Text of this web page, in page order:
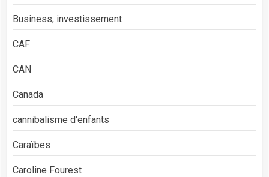
Business, investissement
CAF
CAN
Canada
cannibalisme d'enfants
Caraïbes
Caroline Fourest